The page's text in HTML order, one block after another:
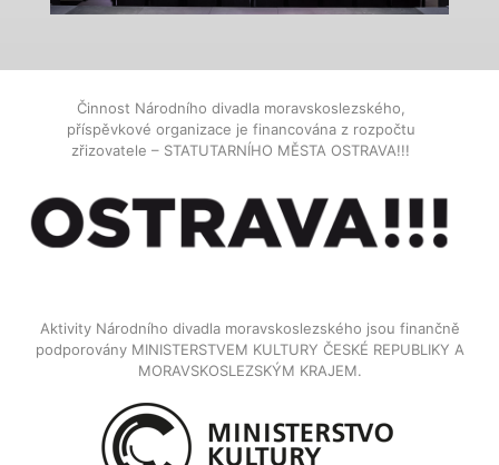
Činnost Národního divadla moravskoslezského,
příspěvkové organizace je financována z rozpočtu
zřizovatele – STATUTARNÍHO MĚSTA OSTRAVA!!!
Aktivity Národního divadla moravskoslezského jsou finančně
podporovány MINISTERSTVEM KULTURY ČESKÉ REPUBLIKY A
MORAVSKOSLEZSKÝM KRAJEM.